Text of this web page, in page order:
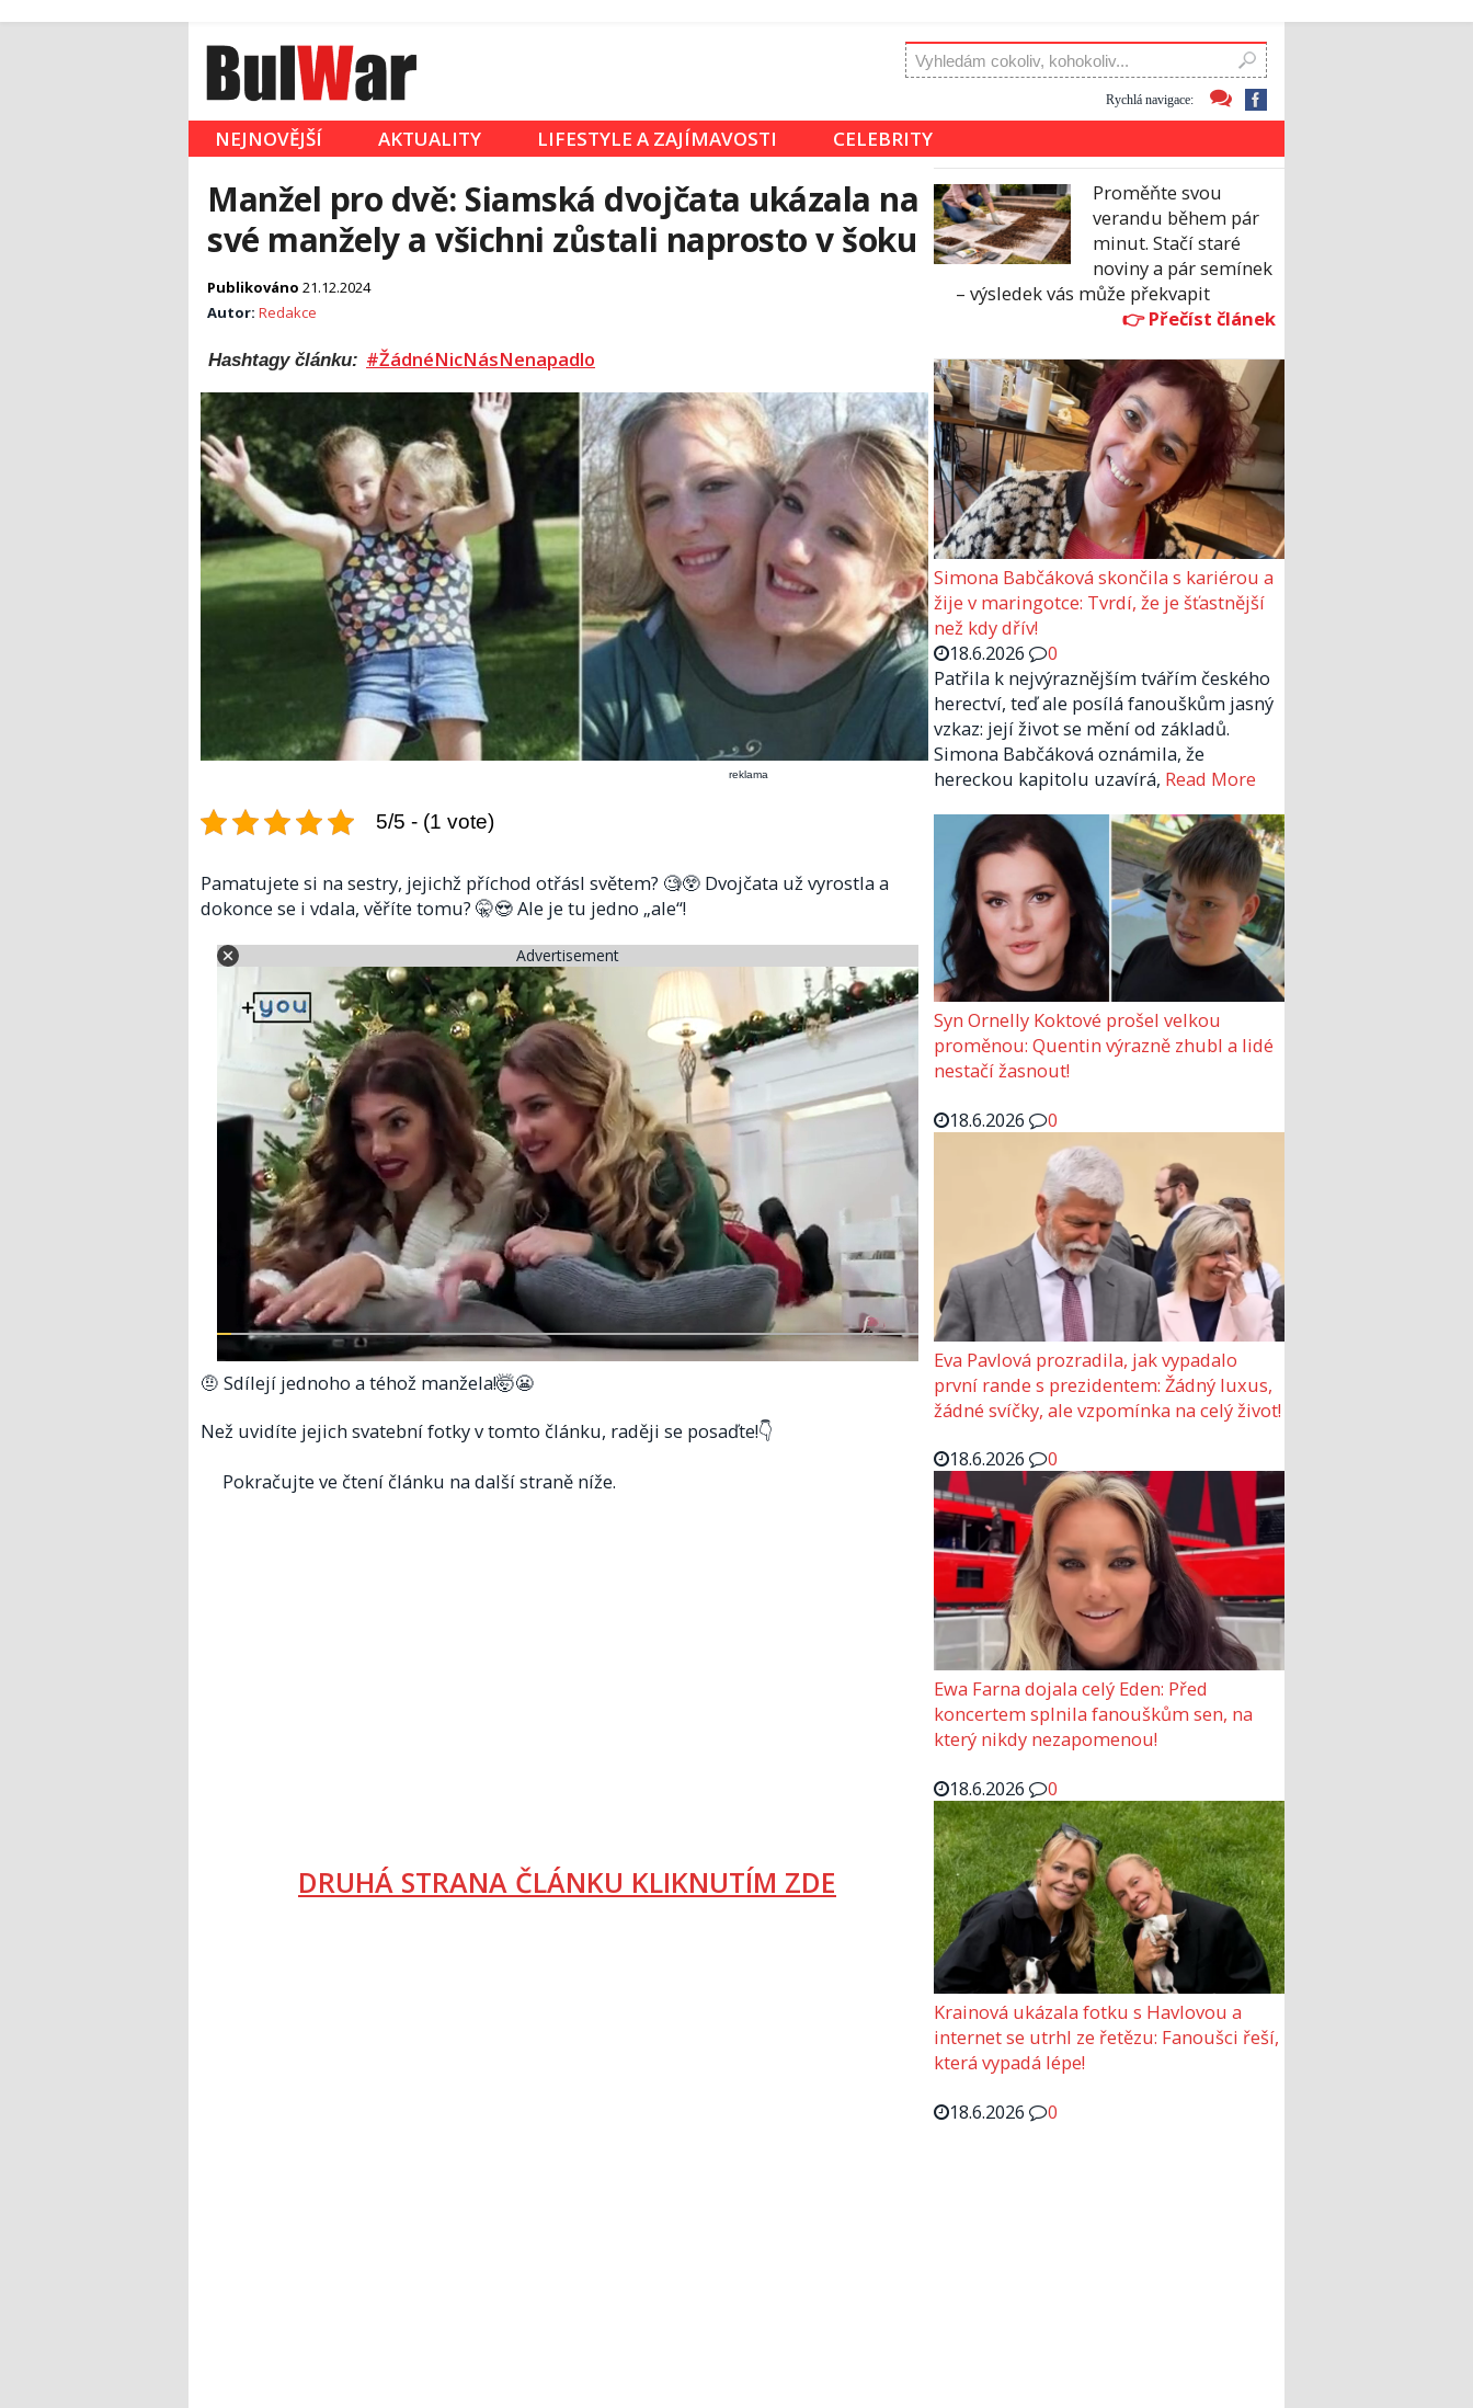
Rychlá navigace:
NEJNOVĚJŠÍ AKTUALITY LIFESTYLE A ZAJÍMAVOSTI CELEBRITY
Manžel pro dvě: Siamská dvojčata ukázala na
své manžely a všichni zůstali naprosto v šoku
Publikováno 21.12.2024
Autor: Redakce
Hashtagy článku: #ŽádnéNicNásNenapadlo
reklama
5/5 - (1 vote)
Pamatujete si na sestry, jejichž příchod otřásl světem? 🧐😲 Dvojčata už vyrostla a
dokonce se i vdala, věříte tomu? 🤫😍 Ale je tu jedno „ale“!
Advertisement
🤨 Sdílejí jednoho a téhož manžela!🤯😬
Než uvidíte jejich svatební fotky v tomto článku, raději se posaďte!👇
Pokračujte ve čtení článku na další straně níže.
DRUHÁ STRANA ČLÁNKU KLIKNUTÍM ZDE
Proměňte svou
verandu během pár
minut. Stačí staré
noviny a pár semínek
– výsledek vás může překvapit
Simona Babčáková skončila s kariérou a
žije v maringotce: Tvrdí, že je šťastnější
než kdy dřív!
18.6.2026
0
Patřila k nejvýraznějším tvářím českého
herectví, teď ale posílá fanouškům jasný
vzkaz: její život se mění od základů.
Simona Babčáková oznámila, že
hereckou kapitolu uzavírá, Read More
Syn Ornelly Koktové prošel velkou
proměnou: Quentin výrazně zhubl a lidé
nestačí žasnout!
18.6.2026
0
Eva Pavlová prozradila, jak vypadalo
první rande s prezidentem: Žádný luxus,
žádné svíčky, ale vzpomínka na celý život!
18.6.2026
0
Ewa Farna dojala celý Eden: Před
koncertem splnila fanouškům sen, na
který nikdy nezapomenou!
18.6.2026
0
Krainová ukázala fotku s Havlovou a
internet se utrhl ze řetězu: Fanoušci řeší,
která vypadá lépe!
18.6.2026
0